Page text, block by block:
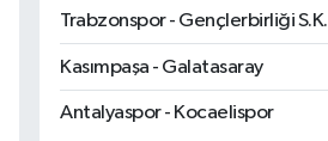
Trabzonspor - Gençlerbirliği S.K.
Kasımpaşa - Galatasaray
Antalyaspor - Kocaelispor